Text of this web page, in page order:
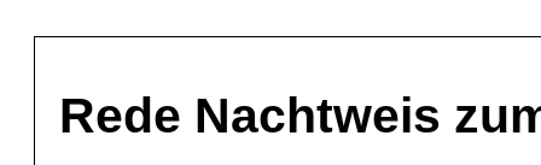
Rede Nachtweis